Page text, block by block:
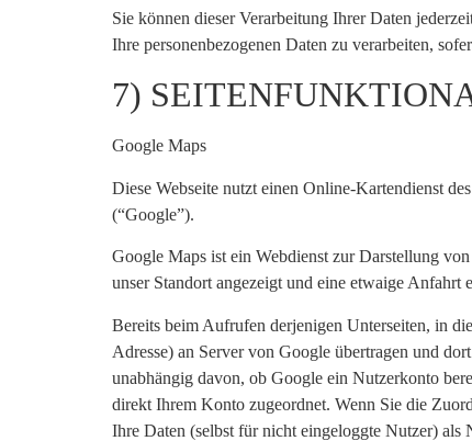
Sie können dieser Verarbeitung Ihrer Daten
Ihre personenbezogenen Daten zu verarbeiten,
7)
Google Maps
Diese Webseite nutzt einen Online-Kartendienst
(“Google”).
Google Maps ist ein Webdienst zur Darstellung
unser Standort angezeigt und eine etwaige Anfahrt
Bereits beim Aufrufen derjenigen Unterseiten, in
Adresse) an Server von Google übertragen und
unabhängig davon, ob Google ein Nutzerkonto
direkt Ihrem Konto zugeordnet. Wenn Sie die
Ihre Daten (selbst für nicht eingeloggte Nutzer) als